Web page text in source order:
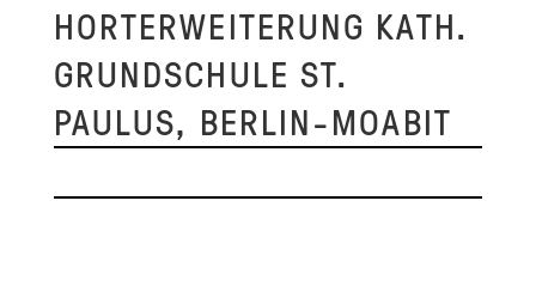
HORTERWEITERUNG KATH.
GRUNDSCHULE ST.
PAULUS, BERLIN-MOABIT